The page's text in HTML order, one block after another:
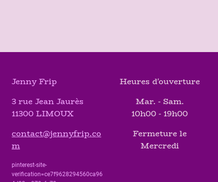
Jenny Frip
3 rue Jean Jaurès
11300 LIMOUX
contact@jennyfrip.co
m
pinterest-site-
verification=ce7f9628294560ca96
Heures d'ouverture
Mar. - Sam.
10h00 - 19h00
Fermeture le
Mercredi